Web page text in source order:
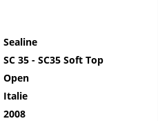
Sealine
SC 35 - SC35 Soft Top
Open
Italie
2008